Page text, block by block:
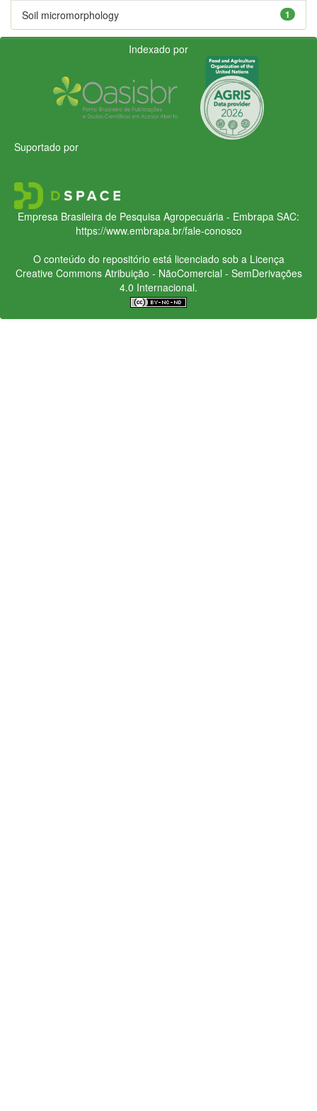
1
Soil micromorphology
Indexado por
Suportado por
Empresa Brasileira de Pesquisa Agropecuária - Embrapa SAC:
https://www.embrapa.br/fale-conosco
O conteúdo do repositório está licenciado sob a Licença
Creative CommonsAtribuição - NãoComercial - SemDerivações
4.0 Internacional.